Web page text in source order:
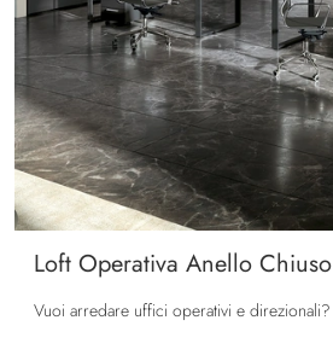
Loft Operativa Anello Chiuso